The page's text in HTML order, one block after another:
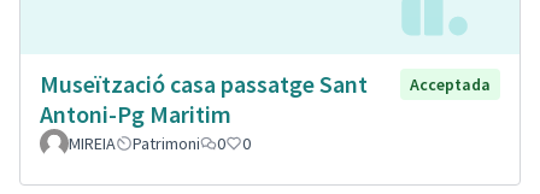
Museïtzació casa passatge Sant
Antoni-Pg Maritim
Acceptada
MIREIA Patrimoni 0 0